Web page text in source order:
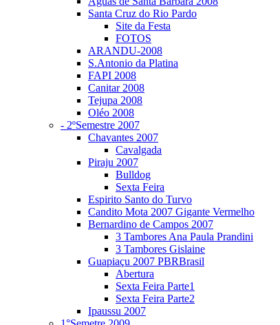
Santa Cruz do Rio Pardo
Site da Festa
FOTOS
ARANDU-2008
S.Antonio da Platina
FAPI 2008
Canitar 2008
Tejupa 2008
Oléo 2008
- 2ºSemestre 2007
Chavantes 2007
Cavalgada
Piraju 2007
Bulldog
Sexta Feira
Espirito Santo do Turvo
Candito Mota 2007 Gigante Vermelho
Bernardino de Campos 2007
3 Tambores Ana Paula Prandini
3 Tambores Gislaine
Guapiaçu 2007 PBRBrasil
Abertura
Sexta Feira Parte1
Sexta Feira Parte2
Ipaussu 2007